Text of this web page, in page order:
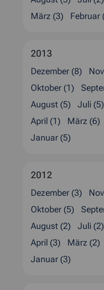
März (3)
Februar
2013
Dezember (8)
Oktober (1)
August (5)
Juli (5)
April (1)
März (6)
Januar (5)
2012
Dezember (3)
Oktober (5)
August (2)
Juli (2)
April (3)
März (2)
Januar (3)